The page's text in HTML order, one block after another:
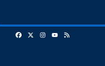
FacebookInstagram